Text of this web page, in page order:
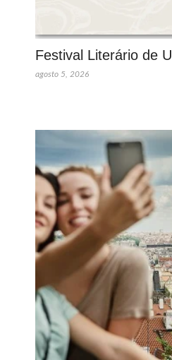
Festival Literário de
agosto 5, 2026